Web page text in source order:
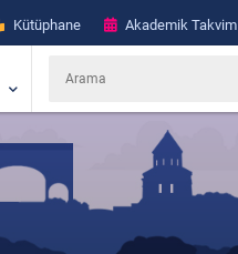
Kütüphane Akademik Takvim